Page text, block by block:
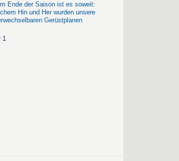
Ende der Saison ist es soweit:
Hin und Her wurden unsere
Gerüstplanen